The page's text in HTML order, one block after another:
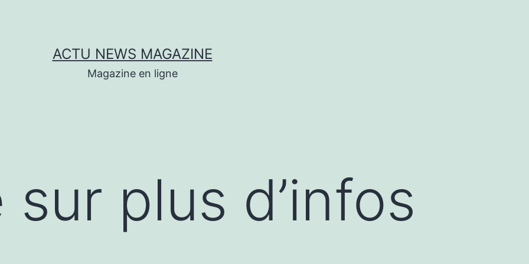
ACTU NEWS MAGAZINE
Magazine en ligne
sur plus d’infos